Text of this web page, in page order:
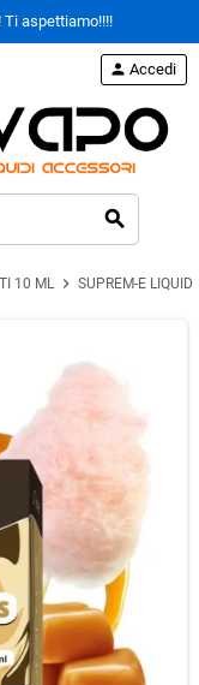
Ti aspettiamo!!!!
search
person Accedi
10 ML chevron_right SUPREM-E